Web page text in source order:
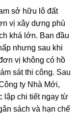
sở hữu lô đất
vị xây dựng phù
khá lớn. Ban đầu
nhưng sau khi
vị không có hồ
sát thi công. Sau
ty Nhà Mới,
lập chi tiết ngay từ
sách và hạn chế